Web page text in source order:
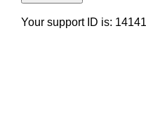
Your support ID is: